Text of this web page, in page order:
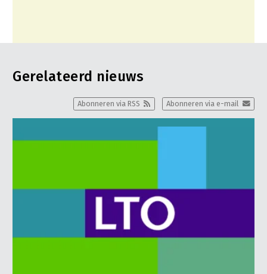
Gerelateerd nieuws
Abonneren via e-mail
Abonneren via RSS